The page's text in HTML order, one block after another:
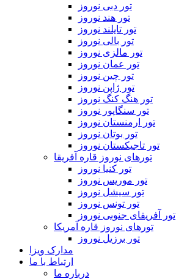
تور دبی نوروز
تور هند نوروز
تور تایلند نوروز
تور بالی نوروز
تور مالزی نوروز
تور عمان نوروز
تور چین نوروز
تور ژاپن نوروز
تور هنگ کنگ نوروز
تور سنگاپور نوروز
تور ارمنستان نوروز
تور بوتان نوروز
تور تاجیکستان نوروز
تورهای نوروز قاره آفریقا
تور کنیا نوروز
تور موریس نوروز
تور سیشل نوروز
تور تونس نوروز
تور آفریقای جنوبی نوروز
تورهای نوروز قاره آمریکا
تور برزیل نوروز
مدارک ویزا
ارتباط با ما
درباره ما